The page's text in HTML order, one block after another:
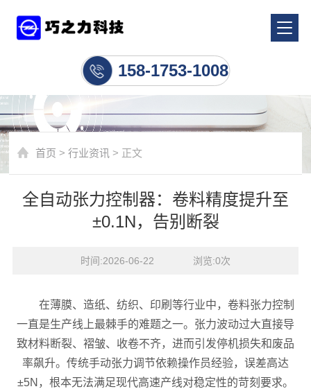
158-1753-1008
首页 >行业资讯 > 正文
全自动张力控制器：卷料精度提升至
±0.1N，告别断裂
时间:2026-06-22    浏览:0次
在薄膜、造纸、纺织、印刷等行业中，卷料张力控制
一直是生产线上最棘手的难题之一。张力波动过大直接导
致材料断裂、褶皱、收卷不齐，进而引发停机损失和废品
率飙升。传统手动张力调节依赖操作员经验，误差高达
±5N，根本无法满足现代高速产线对稳定性的苛刻要求。